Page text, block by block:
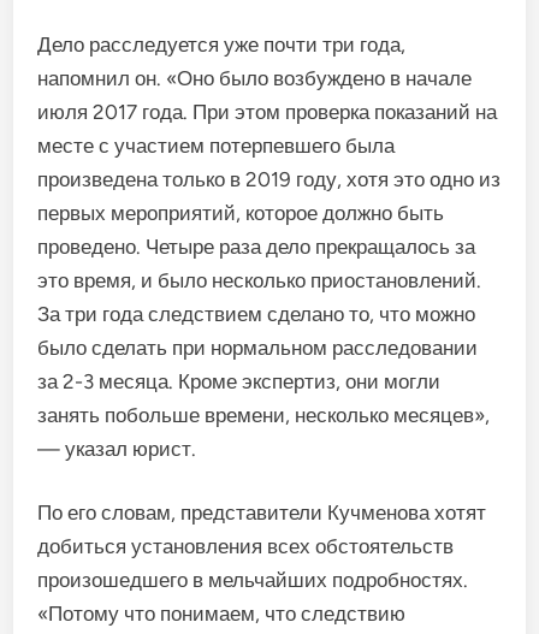
Дело расследуется уже почти три года,
напомнил он. «Оно было возбуждено в начале
июля 2017 года. При этом проверка показаний на
месте с участием потерпевшего была
произведена только в 2019 году, хотя это одно из
первых мероприятий, которое должно быть
проведено. Четыре раза дело прекращалось за
это время, и было несколько приостановлений.
За три года следствием сделано то, что можно
было сделать при нормальном расследовании
за 2-3 месяца. Кроме экспертиз, они могли
занять побольше времени, несколько месяцев»,
— указал юрист.
По его словам, представители Кучменова хотят
добиться установления всех обстоятельств
произошедшего в мельчайших подробностях.
«Потому что понимаем, что следствию